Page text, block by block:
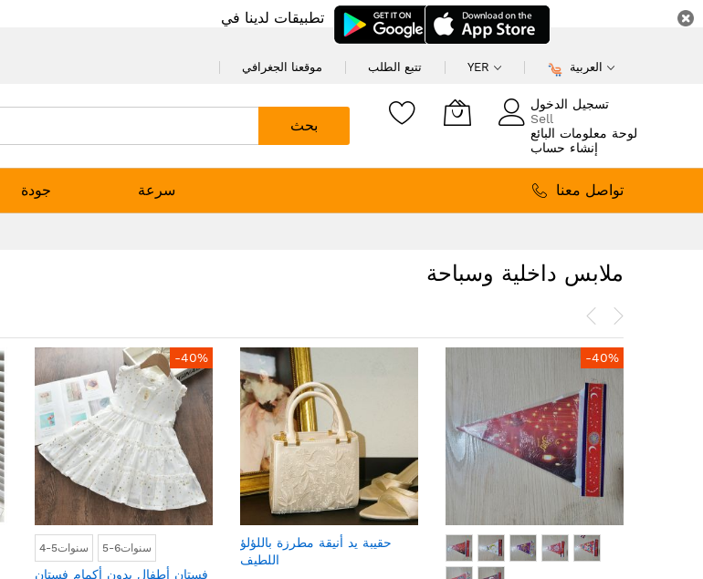
تطبيقات لدينا في
موقعنا الجغرافي تتبع الطلب YER العربية
بحث
تسجيل الدخول
Sell
لوحة معلومات البائع
إنشاء حساب
جودة سرعة
تواصل معنا
ملابس داخلية وسباحة
-40%
4-5سنوات 5-6سنوات
فستان أطفال بدون أكمام فستان
حقيبة يد أنيقة مطرزة باللؤلؤ
اللطيف
-40%